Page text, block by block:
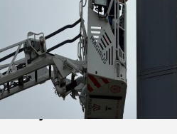
05 Ağustos 2026
Anasayfa/Gündem/Akın: Benim
hemşerim!
Akın: Benim derdim
hemşerim!